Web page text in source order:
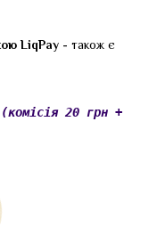
LiqPay - також є
(комісія 20 грн +